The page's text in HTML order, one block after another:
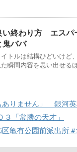
い終わり方 エス
鬼ババ
イトルは結構ひどいけど
た瞬間内容を思い出せる
ありません」 銀河
「常勝の天才」
区亀有公園前派出所